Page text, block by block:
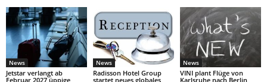
News
Jetstar verlangt ab
Februar 2027 üppige
News
Radisson Hotel Group
startet neues globales
News
VINI plant Flüge von
Karlsruhe nach Berlin